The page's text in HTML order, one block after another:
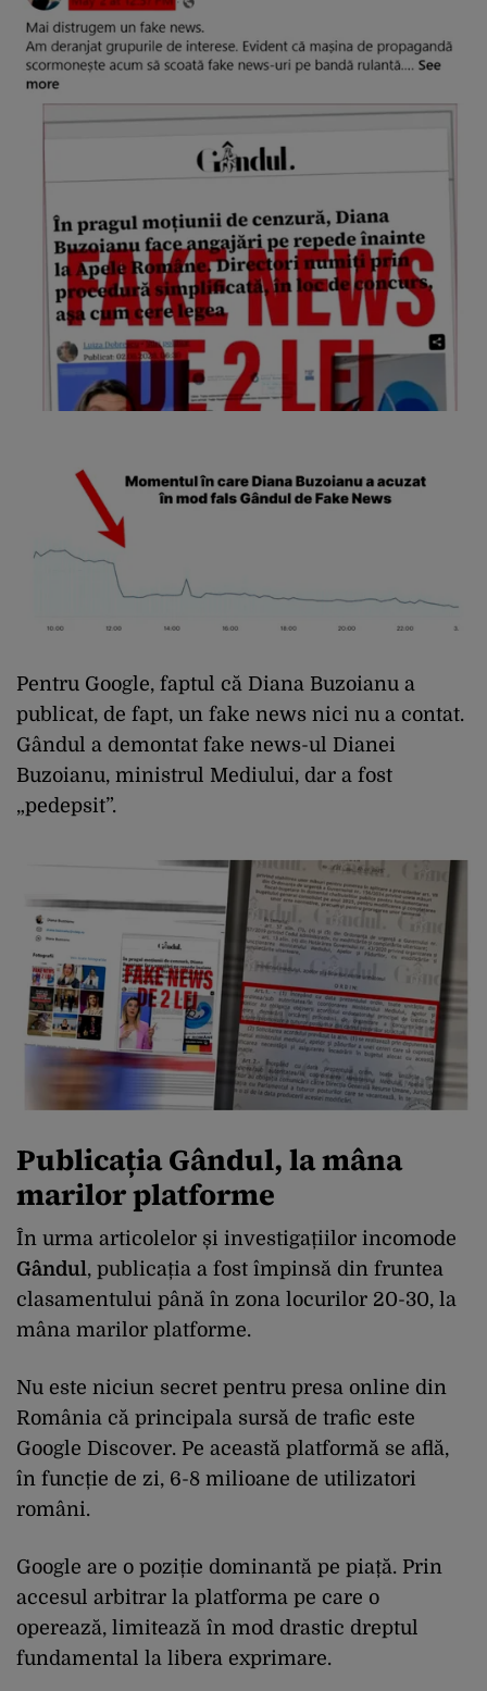
Pentru Google, faptul că Diana Buzoianu a
publicat, de fapt, un fake news nici nu a contat.
Gândul a demontat fake news-ul Dianei
Buzoianu, ministrul Mediului, dar a fost
„pedepsit”.
Publicația Gândul, la mâna
marilor platforme
În urma articolelor și investigațiilor incomode
Gândul, publicația a fost împinsă din fruntea
clasamentului până în zona locurilor 20-30, la
mâna marilor platforme.
Nu este niciun secret pentru presa online din
România că principala sursă de trafic este
Google Discover. Pe această platformă se află,
în funcție de zi, 6-8 milioane de utilizatori
români.
Google are o poziție dominantă pe piață. Prin
accesul arbitrar la platforma pe care o
operează, limitează în mod drastic dreptul
fundamental la libera exprimare.